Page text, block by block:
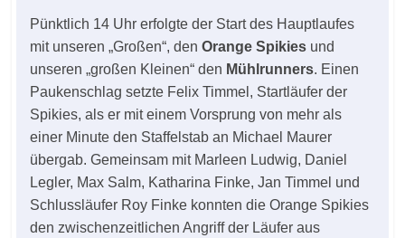
Pünktlich 14 Uhr erfolgte der Start des Hauptlaufes
mit unseren „Großen“, denOrange Spikies und
unseren „großen Kleinen“ den Mühlrunners. Einen
Paukenschlag setzte Felix Timmel, Startläufer der
Spikies, als er mit einem Vorsprung von mehr als
einer Minute den Staffelstab an Michael Maurer
übergab. Gemeinsam mit Marleen Ludwig, Daniel
Legler, Max Salm, Katharina Finke, Jan Timmel und
Schlussläufer Roy Finke konnten die Orange Spikies
den zwischenzeitlichen Angriff der Läufer aus